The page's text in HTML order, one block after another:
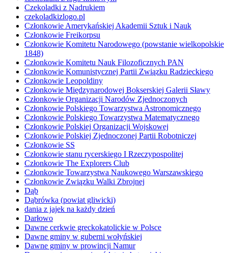
Czekoladki z Nadrukiem
czekoladkizlogo.pl
Członkowie Amerykańskiej Akademii Sztuk i Nauk
Członkowie Freikorpsu
Członkowie Komitetu Narodowego (powstanie wielkopolskie
1848)
Członkowie Komitetu Nauk Filozoficznych PAN
Członkowie Komunistycznej Partii Związku Radzieckiego
Członkowie Leopoldiny
Członkowie Międzynarodowej Bokserskiej Galerii Sławy
Członkowie Organizacji Narodów Zjednoczonych
Członkowie Polskiego Towarzystwa Astronomicznego
Członkowie Polskiego Towarzystwa Matematycznego
Członkowie Polskiej Organizacji Wojskowej
Członkowie Polskiej Zjednoczonej Partii Robotniczej
Członkowie SS
Członkowie stanu rycerskiego I Rzeczypospolitej
Członkowie The Explorers Club
Członkowie Towarzystwa Naukowego Warszawskiego
Członkowie Związku Walki Zbrojnej
Dąb
Dąbrówka (powiat gliwicki)
dania z jajek na każdy dzień
Darłowo
Dawne cerkwie greckokatolickie w Polsce
Dawne gminy w guberni wołyńskiej
Dawne gminy w prowincji Namur